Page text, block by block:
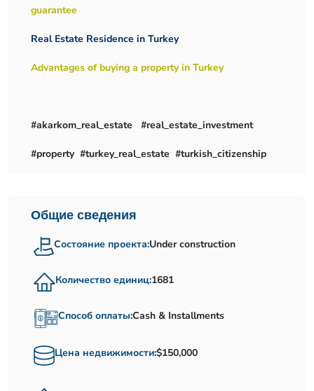
guarantee
Real Estate Residence in Turkey
Advantages of buying a property in Turkey
#akarkom_real_estate #real_estate_investment
#property #turkey_real_estate #turkish_citizenship
Общие сведения
Состояние проекта:Under construction
Количество единиц:1681
Способ оплаты:Cash & Installments
Цена недвижимости:$150,000